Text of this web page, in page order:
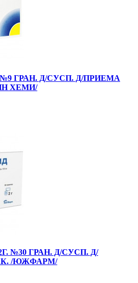
ГРАН. Д/СУСП. Д/ПРИЕМА
ХЕМИ/
№30 ГРАН. Д/СУСП. Д/
/ЮЖФАРМ/